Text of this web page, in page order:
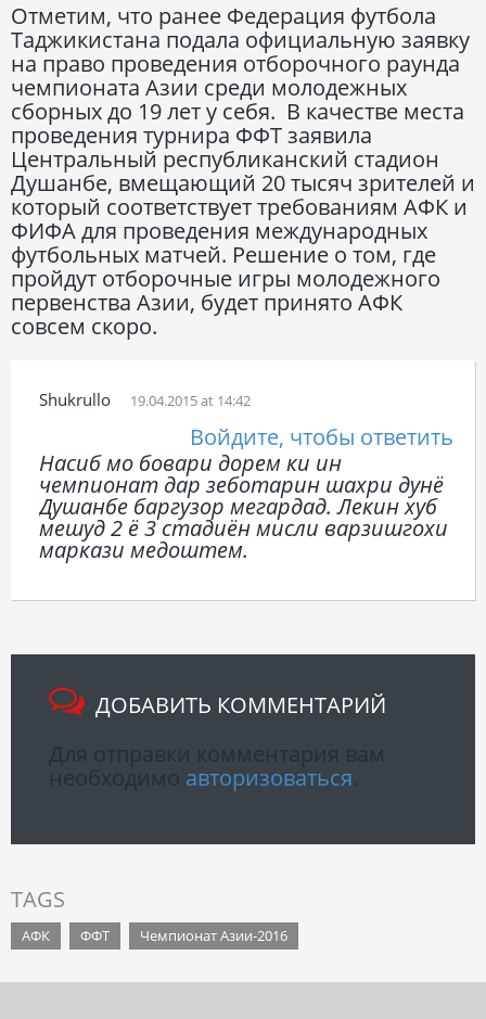
Отметим, что ранее Федерация футбола
Таджикистана подала официальную заявку
на право проведения отборочного раунда
чемпионата Азии среди молодежных
сборных до 19 лет у себя. В качестве места
проведения турнира ФФТ заявила
Центральный республиканский стадион
Душанбе, вмещающий 20 тысяч зрителей и
который соответствует требованиям АФК и
ФИФА для проведения международных
футбольных матчей. Решение о том, где
пройдут отборочные игры молодежного
первенства Азии, будет принято АФК
совсем скоро.
Shukrullo 19.04.2015 at 14:42
Войдите, чтобы ответить
Насиб мо бовари дорем ки ин
чемпионат дар зеботарин шахри дунё
Душанбе баргузор мегардад. Лекин хуб
мешуд 2 ё 3 стадиён мисли варзишгохи
маркази медоштем.
ДОБАВИТЬ КОММЕНТАРИЙ
авторизоваться
TAGS
АФК ФФТ Чемпионат Азии-2016